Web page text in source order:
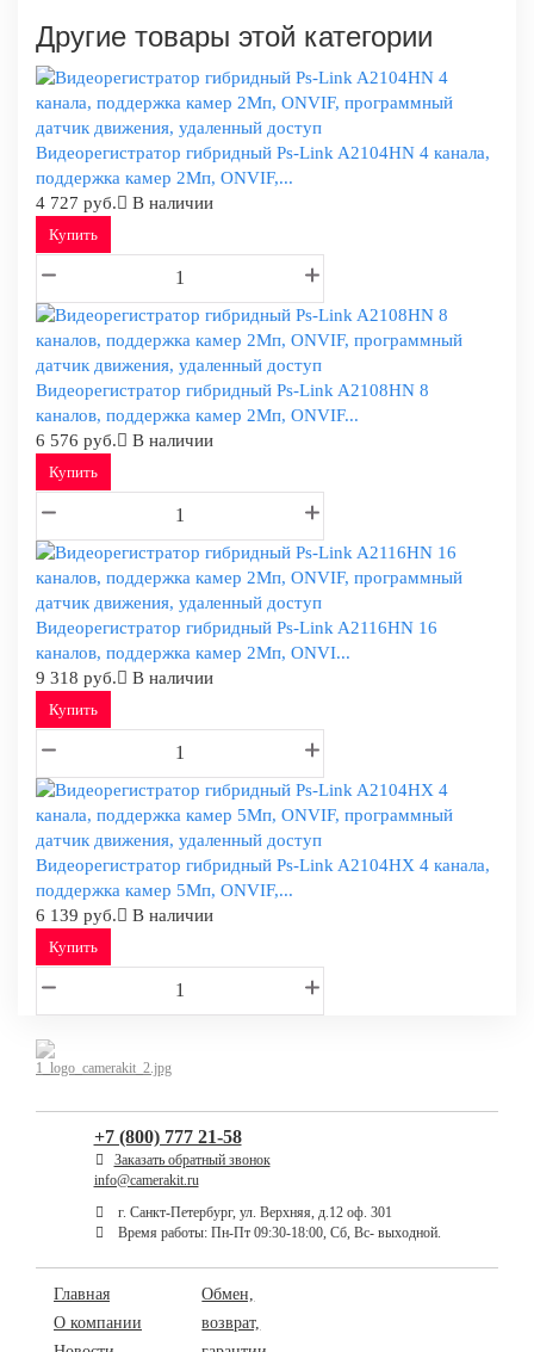
Другие товары этой категории
Видеорегистратор гибридный Ps-Link A2104HN 4 канала,
поддержка камер 2Мп, ONVIF,...
4 727 руб.
В наличии
Купить
Видеорегистратор гибридный Ps-Link A2108HN 8
каналов, поддержка камер 2Мп, ONVIF...
6 576 руб.
В наличии
Купить
Видеорегистратор гибридный Ps-Link A2116HN 16
каналов, поддержка камер 2Мп, ONVI...
9 318 руб.
В наличии
Купить
Видеорегистратор гибридный Ps-Link A2104HX 4 канала,
поддержка камер 5Мп, ONVIF,...
6 139 руб.
В наличии
Купить
+7 (800) 777 21-58
Заказать обратный звонок
info@camerakit.ru
г. Санкт-Петербург, ул. Верхняя, д.12 оф. 301
Время работы: Пн-Пт 09:30-18:00, Сб, Вс- выходной.
Главная
О компании
Обмен,
возврат,